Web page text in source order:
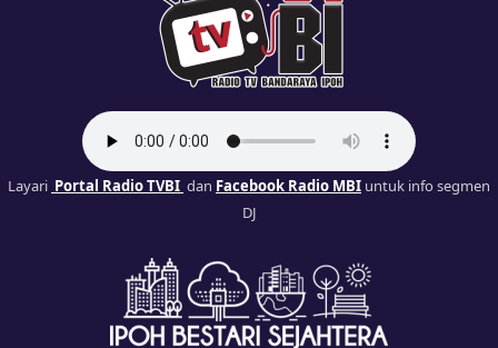
Layari Portal Radio TVBI dan Facebook Radio MBI untuk info segmen
DJ